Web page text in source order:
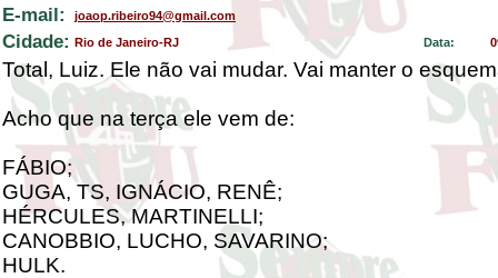
E-mail: joaop.ribeiro94@gmail.com
Cidade: Rio de Janeiro-RJ Data:
Total, Luiz. Ele não vai mudar. Vai manter o
Acho que na terça ele vem de:
FÁBIO;
GUGA, TS, IGNÁCIO, RENÊ;
HÉRCULES, MARTINELLI;
CANOBBIO, LUCHO, SAVARINO;
HULK.